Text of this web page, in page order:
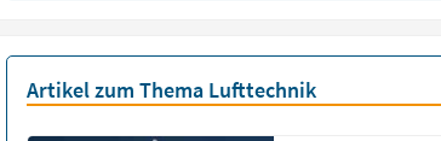
Artikel zum Thema Lufttechnik